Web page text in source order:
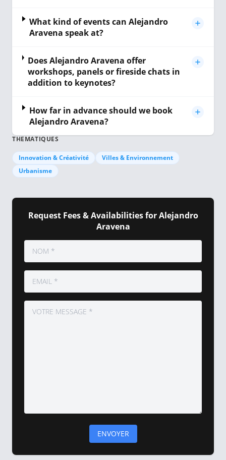
THEMATIQUES
Innovation & Créativité
Villes & Environnement
Urbanisme
Request Fees & Availabilities for Alejandro
Aravena
What kind of events can Alejandro
Aravena speak at?
Does Alejandro Aravena offer
workshops, panels or fireside chats in
addition to keynotes?
How far in advance should we book
Alejandro Aravena?